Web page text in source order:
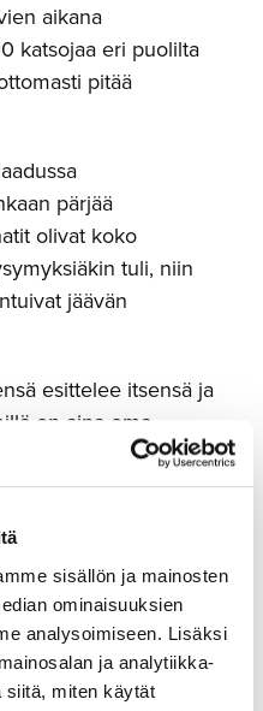
sisällön ja mainosten
ominaisuuksien
analysoimiseen. Lisäksi
ja analytiikka-
siitä, miten käytät
aikana
katsojaa eri puolilta
pitää
pärjää
olivat koko
tuli, niin
jäävän
esittelee itsensä ja
on aina oma
siihenkin tarkoitukseet
Tieteen päivien
ollut se, että kävijät
ja testaamaan itse
liittyviä digitaalisia